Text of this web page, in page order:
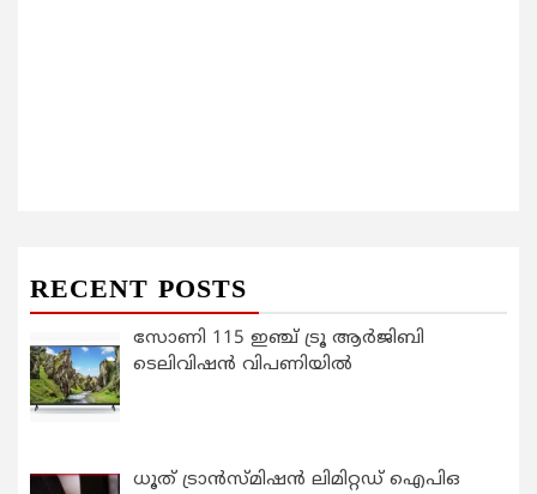
RECENT POSTS
സോണി 115 ഇഞ്ച് ട്രൂ ആർജിബി
ടെലിവിഷൻ വിപണിയിൽ
ധൂത് ട്രാൻസ്മിഷൻ ലിമിറ്റഡ് ഐപിഒ